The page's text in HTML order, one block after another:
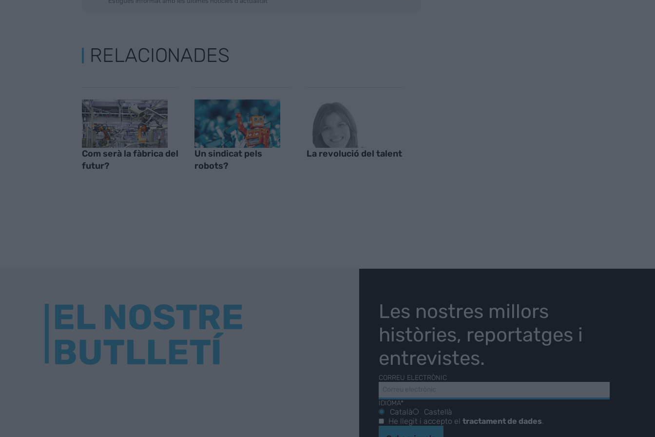
RELACIONADES
Com serà la fàbrica del
futur?
Un sindicat pels
robots?
La revolució del talent
EL NOSTRE
BUTLLETÍ
Les nostres millors
històries, reportatges i
entrevistes.
CORREU ELECTRÒNIC
IDIOMA*
Català
Castellà
He llegit i accepto el tractament de dades.